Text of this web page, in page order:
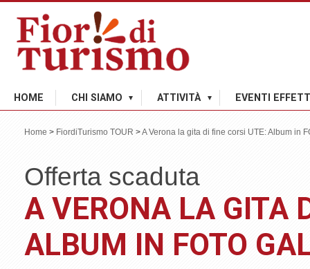
HOME CHI SIAMO ATTIVITÀ EVENTI
Home > FiordiTurismo TOUR >A Verona la gita di fine corsi UTE: Album in
Offerta scaduta
A VERONA LA GITA
ALBUM IN FOTO